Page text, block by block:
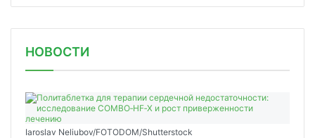
НОВОСТИ
Iaroslav Neliubov/FOTODOM/Shutterstoсk